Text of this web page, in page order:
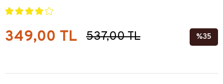
537,00 TL
349,00 TL 35